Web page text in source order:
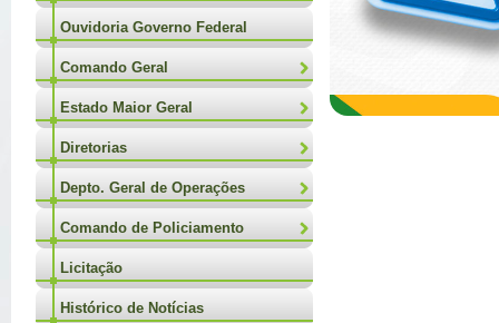
Ouvidoria Governo Federal
Comando Geral
Estado Maior Geral
Diretorias
Depto. Geral de Operações
Comando de Policiamento
Licitação
Histórico de Notícias